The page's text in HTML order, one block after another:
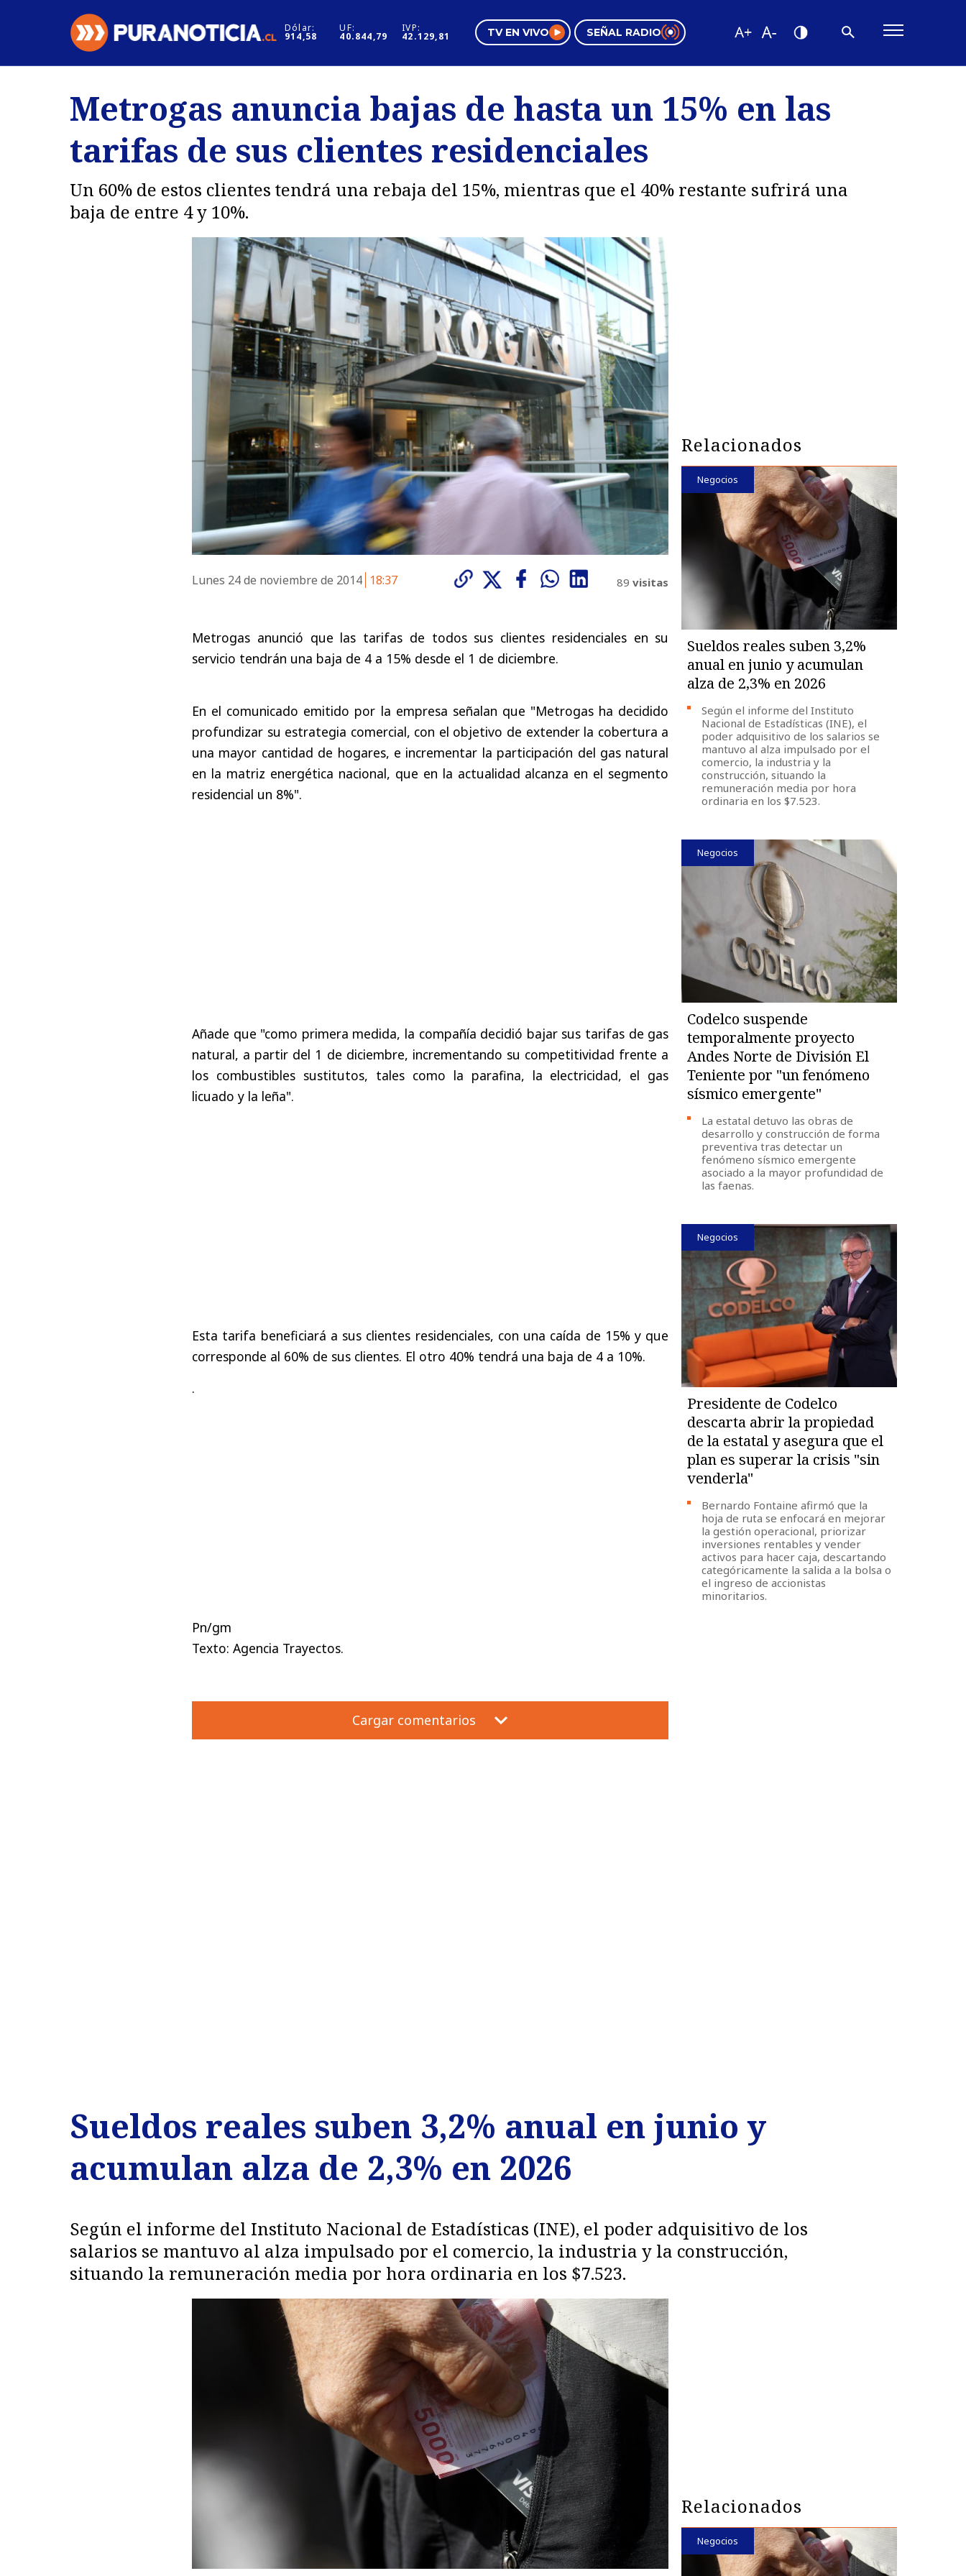
Dólar:
914,58
UF:
40.844,79
IVP:
42.129,81 TV EN VIVO SEÑAL RADIO
Regiones
Deportes
Internacional
Motores
Negocios
Pura Mujer
Tendencias
Videos
Metrogas anuncia bajas de hasta un 15% en las
tarifas de sus clientes residenciales
Un 60% de estos clientes tendrá una rebaja del 15%, mientras que el 40% restante sufrirá una
baja de entre 4 y 10%.
Lunes 24 de noviembre de 2014 18:37 89 visitas
Metrogas anunció que las tarifas de todos sus clientes residenciales en su
servicio tendrán una baja de 4 a 15% desde el 1 de diciembre.
En el comunicado emitido por la empresa señalan que "Metrogas ha decidido
profundizar su estrategia comercial, con el objetivo de extender la cobertura a
una mayor cantidad de hogares, e incrementar la participación del gas natural
en la matriz energética nacional, que en la actualidad alcanza en el segmento
residencial un 8%".
Añade que "como primera medida, la compañía decidió bajar sus tarifas de gas
natural, a partir del 1 de diciembre, incrementando su competitividad frente a
los combustibles sustitutos, tales como la parafina, la electricidad, el gas
licuado y la leña".
Esta tarifa beneficiará a sus clientes residenciales, con una caída de 15% y que
corresponde al 60% de sus clientes. El otro 40% tendrá una baja de 4 a 10%.
.
Pn/gm
Texto: Agencia Trayectos.
Cargar comentarios
Relacionados
Negocios
Sueldos reales suben 3,2%
anual en junio y acumulan
alza de 2,3% en 2026
Según el informe del Instituto
Nacional de Estadísticas (INE), el
poder adquisitivo de los salarios se
mantuvo al alza impulsado por el
comercio, la industria y la
construcción, situando la
remuneración media por hora
ordinaria en los $7.523.
Negocios
Codelco suspende
temporalmente proyecto
Andes Norte de División El
Teniente por "un fenómeno
sísmico emergente"
La estatal detuvo las obras de
desarrollo y construcción de forma
preventiva tras detectar un
fenómeno sísmico emergente
asociado a la mayor profundidad de
las faenas.
Negocios
Presidente de Codelco
descarta abrir la propiedad
de la estatal y asegura que el
plan es superar la crisis "sin
venderla"
Bernardo Fontaine afirmó que la
hoja de ruta se enfocará en mejorar
la gestión operacional, priorizar
inversiones rentables y vender
activos para hacer caja, descartando
categóricamente la salida a la bolsa o
el ingreso de accionistas
minoritarios.
Sueldos reales suben 3,2% anual en junio y
acumulan alza de 2,3% en 2026
Según el informe del Instituto Nacional de Estadísticas (INE), el poder adquisitivo de los
salarios se mantuvo al alza impulsado por el comercio, la industria y la construcción,
situando la remuneración media por hora ordinaria en los $7.523.
Relacionados
Negocios